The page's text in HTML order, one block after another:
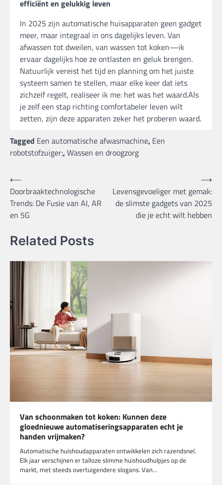
efficiënt en gelukkig leven
In 2025 zijn automatische huisapparaten geen gadget
meer, maar integraal in ons dagelijks leven. Van
afwassen tot dweilen, van wassen tot koken—ik
ervaar dagelijks hoe ze ontlasten en geluk brengen.
Natuurlijk vereist het tijd en planning om het juiste
systeem samen te stellen, maar elke keer dat iets
zichzelf regelt, realiseer ik me: het was het waard.Als
je zelf een stap richting comfortabeler leven wilt
zetten, zijn deze apparaten zeker het proberen waard.
Tagged Een automatische afwasmachine, Een
robotstofzuiger:,Wassen en droogzorg
Bericht
navigatie
⟵
Doorbraaktechnologische
Trends: De Fusie van AI, AR
en 5G
Levensgevoeliger met gemak:
de slimste gadgets van 2025
die je echt wilt hebben
⟶
Related Posts
Van schoonmaken tot koken: Kunnen deze
gloednieuwe automatiseringsapparaten echt je
handen vrijmaken?
Automatische huishoudapparaten ontwikkelen zich razendsnel.
Elk jaar verschijnen er talloze slimme huishoudhulpjes op de
markt, met steeds overtuigendere slogans. Van…